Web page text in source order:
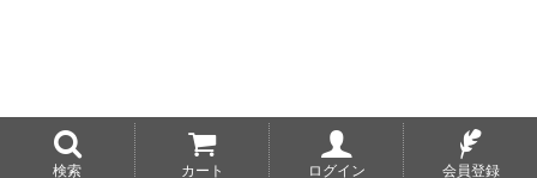
検索 カート ログイン 会員登録